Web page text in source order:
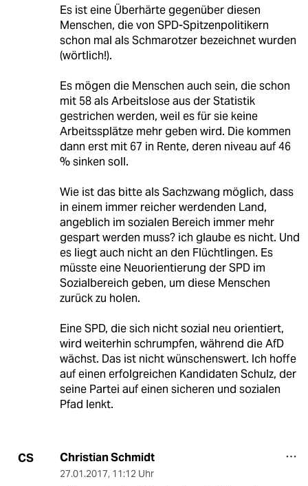
Es ist eine Überhärte gegenüber diesen
Menschen, die von SPD-Spitzenpolitikern
schon mal als Schmarotzer bezeichnet wurden
(wörtlich!).
Es mögen die Menschen auch sein, die schon
mit 58 als Arbeitslose aus der Statistik
gestrichen werden, weil es für sie keine
Arbeitssplätze mehr geben wird. Die kommen
dann erst mit 67 in Rente, deren niveau auf 46
% sinken soll.
Wie ist das bitte als Sachzwang möglich, dass
in einem immer reicher werdenden Land,
angeblich im sozialen Bereich immer mehr
gespart werden muss? ich glaube es nicht. Und
es liegt auch nicht an den Flüchtlingen. Es
müsste eine Neuorientierung der SPD im
Sozialbereich geben, um diese Menschen
zurück zu holen.
Eine SPD, die sich nicht sozial neu orientiert,
wird weiterhin schrumpfen, während die AfD
wächst. Das ist nicht wünschenswert. Ich hoffe
auf einen erfolgreichen Kandidaten Schulz, der
seine Partei auf einen sicheren und sozialen
Pfad lenkt.
CS Christian Schmidt
27.01.2017, 11:12 Uhr